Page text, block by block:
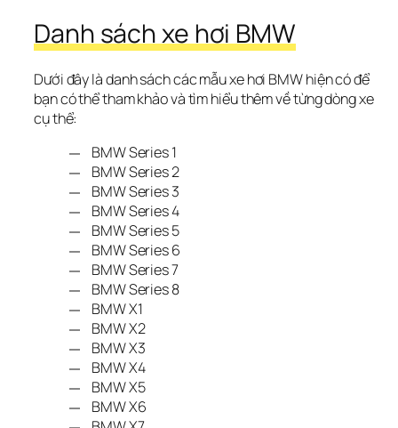
Danh sách xe hơi BMW
Dưới đây là danh sách các mẫu xe hơi BMW hiện có để
bạn có thể tham khảo và tìm hiểu thêm về từng dòng xe
cụ thể:
BMW Series 1
BMW Series 2
BMW Series 3
BMW Series 4
BMW Series 5
BMW Series 6
BMW Series 7
BMW Series 8
BMW X1
BMW X2
BMW X3
BMW X4
BMW X5
BMW X6